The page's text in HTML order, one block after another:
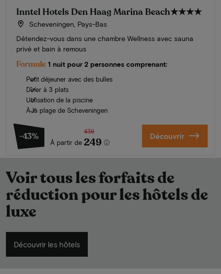
Inntel Hotels Den Haag Marina Beach★★★★
Scheveningen, Pays-Bas
Détendez-vous dans une chambre Wellness avec sauna
privé et bain à remous
Formule 1 nuit pour 2 personnes comprenant:
Petit déjeuner avec des bulles
Dîner à 3 plats
Utilisation de la piscine
À la plage de Scheveningen
-43%
À partir de
436
249 Découvrir
Voir tous les forfaits de
réduction pour les hôtels de
luxe
Découvrir les hôtels